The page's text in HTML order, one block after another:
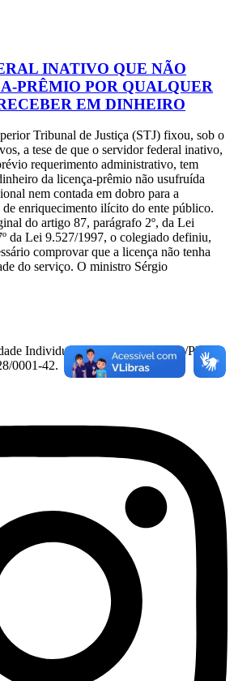
INATIVO QUE NÃO
PRÊMIO POR QUALQUER
EM DINHEIRO
Tribunal de Justiça (STJ) fixou, sob o
a tese de que o servidor federal inativo,
requerimento administrativo, tem
da licença-prêmio não usufruída
nem contada em dobro para a
de enriquecimento ilícito do ente público.
do artigo 87, parágrafo 2º, da Lei
da Lei 9.527/1997, o colegiado definiu,
comprovar que a licença não tenha
do serviço. O ministro Sérgio
Individual de Advocacia. OAB/PR
0001-42.